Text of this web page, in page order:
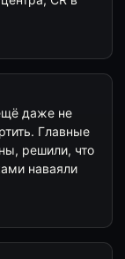
даже не
Главные
решили, что
наваяли